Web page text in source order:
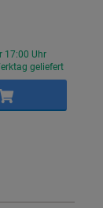
17:00 Uhr
geliefert